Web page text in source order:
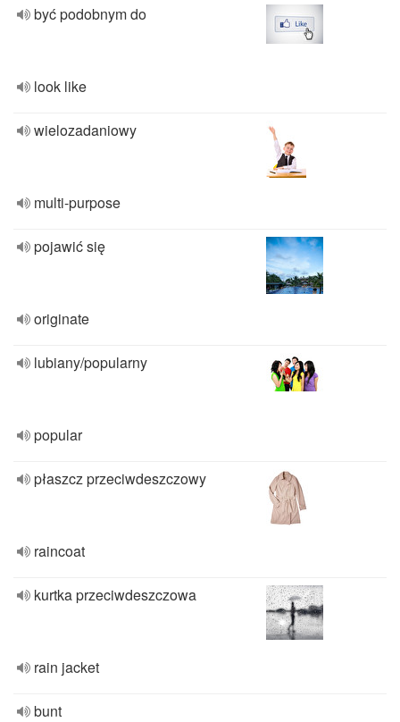
być podobnym do
look like
wielozadaniowy
multi-purpose
pojawić się
originate
lubiany/popularny
popular
płaszcz przeciwdeszczowy
raincoat
kurtka przeciwdeszczowa
rain jacket
bunt